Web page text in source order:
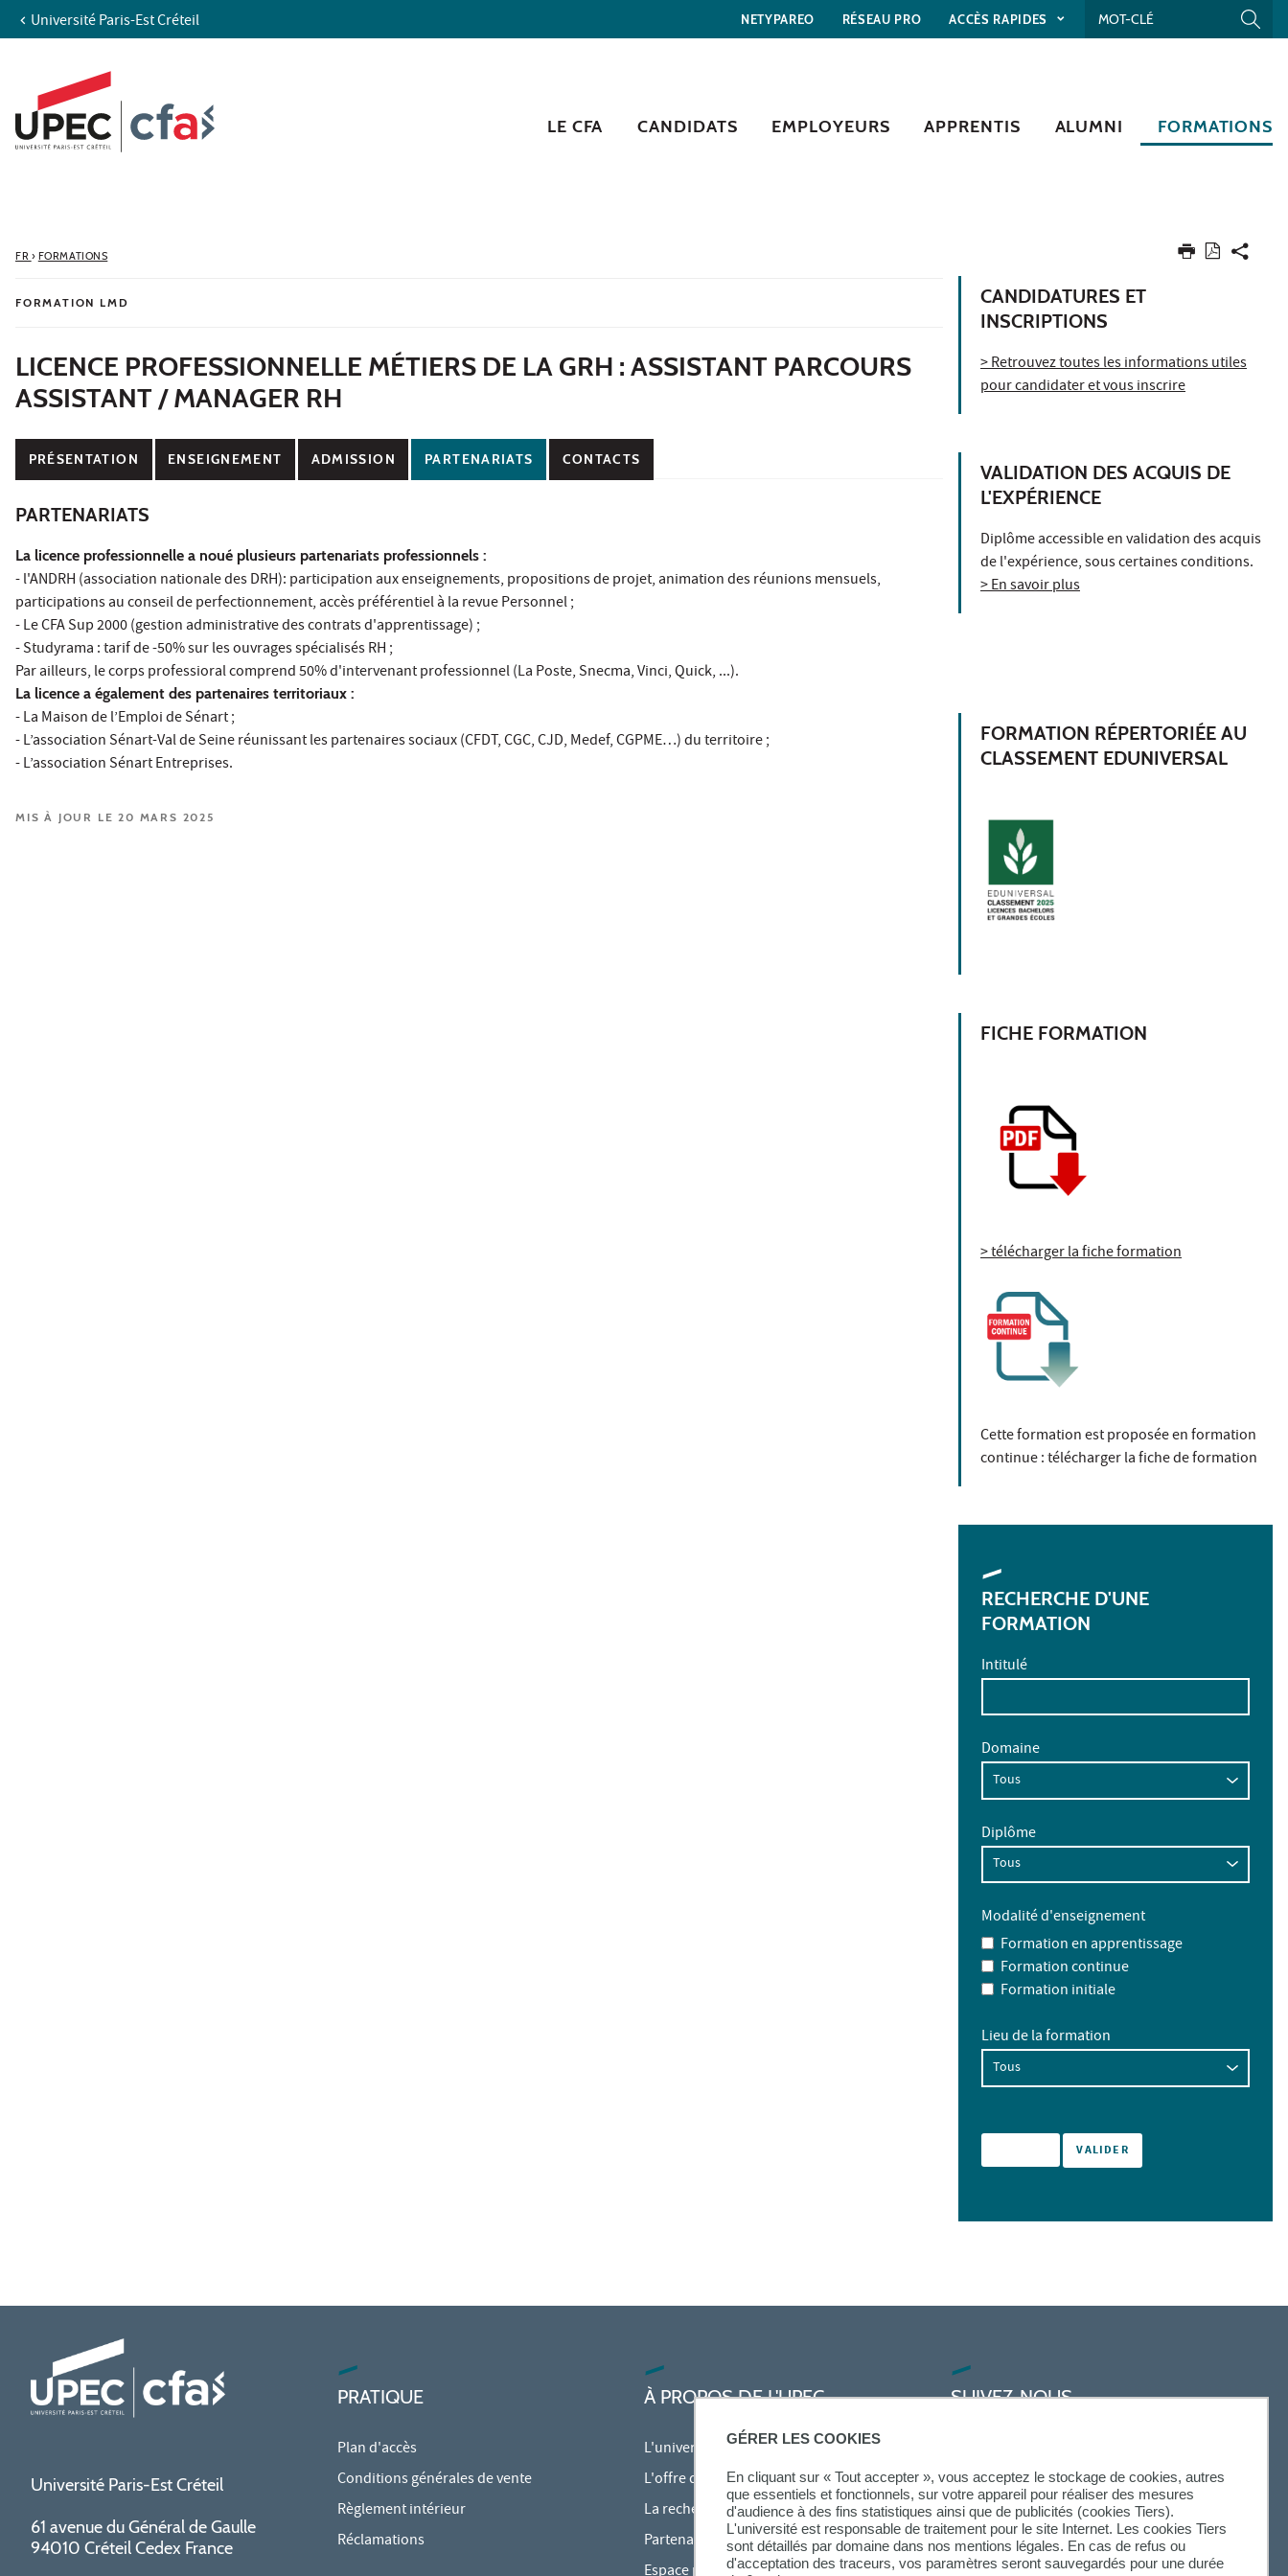
GÉRER LES COOKIES
En cliquant sur « Tout accepter », vous acceptez le stockage de cookies, autres
que essentiels et fonctionnels, sur votre appareil pour réaliser des mesures
d'audience à des fins statistiques ainsi que de publicités (cookies Tiers).
L'université est responsable de traitement pour le site Internet. Les cookies Tiers
sont détaillés par domaine dans nos mentions légales. En cas de refus ou
d'acceptation des traceurs, vos paramètres seront sauvegardés pour une durée
Aller au contenu
Accès directs
Recherche
Université Paris-Est Créteil NETYPAREO RÉSEAU PRO ACCÈS RAPIDES
LE CFA CANDIDATS EMPLOYEURS APPRENTIS ALUMNI FORMATIONS
FR › FORMATIONS
FORMATION LMD
LICENCE PROFESSIONNELLE MÉTIERS DE LA GRH : ASSISTANT PARCOURS
ASSISTANT / MANAGER RH
PRÉSENTATION ENSEIGNEMENT ADMISSION PARTENARIATS CONTACTS
PARTENARIATS
La licence professionnelle a noué plusieurs partenariats professionnels :
- l'ANDRH (association nationale des DRH): participation aux enseignements, propositions de projet, animation des réunions mensuels,
participations au conseil de perfectionnement, accès préférentiel à la revue Personnel ;
- Le CFA Sup 2000 (gestion administrative des contrats d'apprentissage) ;
- Studyrama : tarif de -50% sur les ouvrages spécialisés RH ;
Par ailleurs, le corps professioral comprend 50% d'intervenant professionnel (La Poste, Snecma, Vinci, Quick, ...).
La licence a également des partenaires territoriaux :
- La Maison de l’Emploi de Sénart ;
- L’association Sénart-Val de Seine réunissant les partenaires sociaux (CFDT, CGC, CJD, Medef, CGPME…) du territoire ;
- L’association Sénart Entreprises.
MIS À JOUR LE 20 MARS 2025
CANDIDATURES ET
INSCRIPTIONS
> Retrouvez toutes les informations utiles
pour candidater et vous inscrire
VALIDATION DES ACQUIS DE
L'EXPÉRIENCE
Diplôme accessible en validation des acquis
de l'expérience, sous certaines conditions.
> En savoir plus
FORMATION RÉPERTORIÉE AU
CLASSEMENT EDUNIVERSAL
FICHE FORMATION
> télécharger la fiche formation
Cette formation est proposée en formation
continue :télécharger la fiche de formation
RECHERCHE D'UNE
FORMATION
Intitulé
Domaine
Diplôme
Modalité d'enseignement
Formation en apprentissage
Formation continue
Formation initiale
Lieu de la formation
Université Paris-Est Créteil
61 avenue du Général de Gaulle
94010 Créteil Cedex France
PRATIQUE
Plan d'accès
Conditions générales de vente
Règlement intérieur
Réclamations
À PROPOS DE L'UPEC
L'université
L'offre de formation
La recherche à l'UPEC
Partenariats
SUIVEZ-NOUS